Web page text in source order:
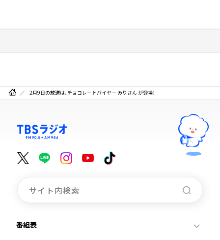
2月9日の放送は、チョコレートバイヤー みりさん が登場！
番組表